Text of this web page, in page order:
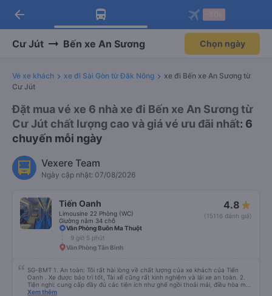
Tải app Vexere ngay!
Nhận ưu đãi thành viên độc
Mở app
Tải app Vexere
-30k/ghế khi đặt vé máy bay qua
Mở app
arrow_back
Cư Jút Bến xe An Sương Chọn ngày
Vé xe khách xe đi Sài Gòn từ Đăk Nông
xe đi Bến xe An Sương từ
Cư Jút
Đặt mua vé xe 6 nhà xe đi Bến xe An Sương từ
Cư Jút chất lượng cao và giá vé ưu đãi nhất: 6
chuyến mỗi ngày
Vexere Team
Ngày cập nhật: 07/08/2026
Tiến Oanh
Limousine 22 Phòng (WC)
Giường nằm 34 chỗ
4.8
(15116 đánh giá)
Văn Phòng Buôn Ma Thuột
9 giờ 5 phút
Văn Phòng Tân Bình
SG-BMT 1. An toàn: Tôi rất hài lòng về chất lượng của xe khách của Tiến
Oanh . Xe được bảo trì tốt, Tài xế cũng rất kinh nghiệm và lái xe an toàn. 2.
Tiện nghi: cung cấp đầy đủ các tiện ích như ghế ngồi thoải mái, điều hòa mát
mẻ, wifi tốc độ cao và cổng sạc điện thoại di động. 3. Thời gian và độ chính
Xem thêm